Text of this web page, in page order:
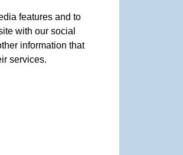
features and to
with our social
information that
services.